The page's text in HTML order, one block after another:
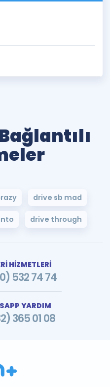
drive sb mad
drive through
HİZMETLERİ
532 74 74
YARDIM
365 01 08